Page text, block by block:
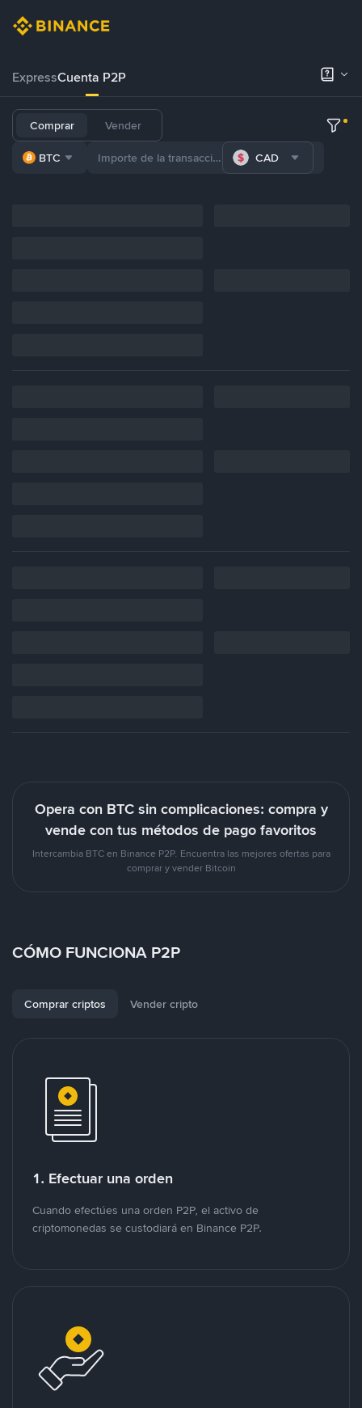
ExpressCuenta P2P
Comprar Vender
BTC CAD
Opera con BTC sin complicaciones: compra y
vende con tus métodos de pago favoritos
Intercambia BTC en Binance P2P. Encuentra las mejores ofertas para
comprar y vender Bitcoin
CÓMO FUNCIONA P2P
Comprar criptos Vender cripto
1. Efectuar una orden
Cuando efectúes una orden P2P, el activo de
criptomonedas se custodiará en Binance P2P.